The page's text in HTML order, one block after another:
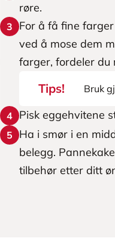
røre.
3
For å få fine
ved å mose dem
farger, fordeler du
Tips! Bruk
4 Pisk eggehvitene
5
Ha i smør i en
belegg.
tilbehør etter ditt